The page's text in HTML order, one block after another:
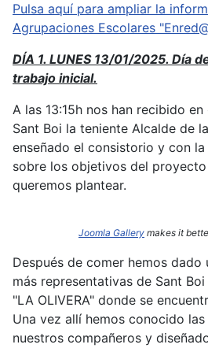
Pulsa aquí para ampliar la
Agrupaciones Escolares
DÍA 1. LUNES 13/01/2025. Día
trabajo inicial.
A las 13:15h nos han recibido
Sant Boi la teniente Alcalde de
enseñado el consistorio y con
sobre los objetivos del
queremos plantear.
Joomla Gallery makes it
Después de comer hemos
más representativas de Sant
"LA OLIVERA" donde se
Una vez allí hemos conocido
nuestros compañeros y